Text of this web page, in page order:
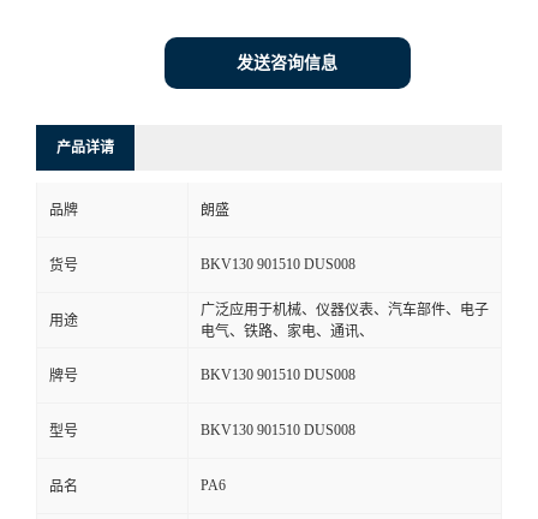
系
发送咨询信息
产品详请
品牌 朗盛
货号 BKV130 901510 DUS008
用途
广泛应用于机械、仪器仪表、汽车部件、电子
电气、铁路、家电、通讯、
牌号 BKV130 901510 DUS008
型号 BKV130 901510 DUS008
品名 PA6